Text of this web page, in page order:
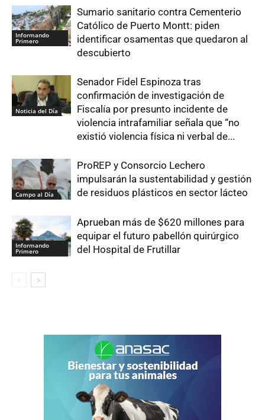
Informando
Primero
Sumario sanitario contra Cementerio
Católico de Puerto Montt: piden
identificar osamentas que quedaron al
descubierto
Noticia del Día
Senador Fidel Espinoza tras
confirmación de investigación de
Fiscalía por presunto incidente de
violencia intrafamiliar señala que “no
existió violencia física ni verbal de...
Campo al Día
ProREP y Consorcio Lechero
impulsarán la sustentabilidad y gestión
de residuos plásticos en sector lácteo
Informando
Primero
Aprueban más de $620 millones para
equipar el futuro pabellón quirúrgico
del Hospital de Frutillar